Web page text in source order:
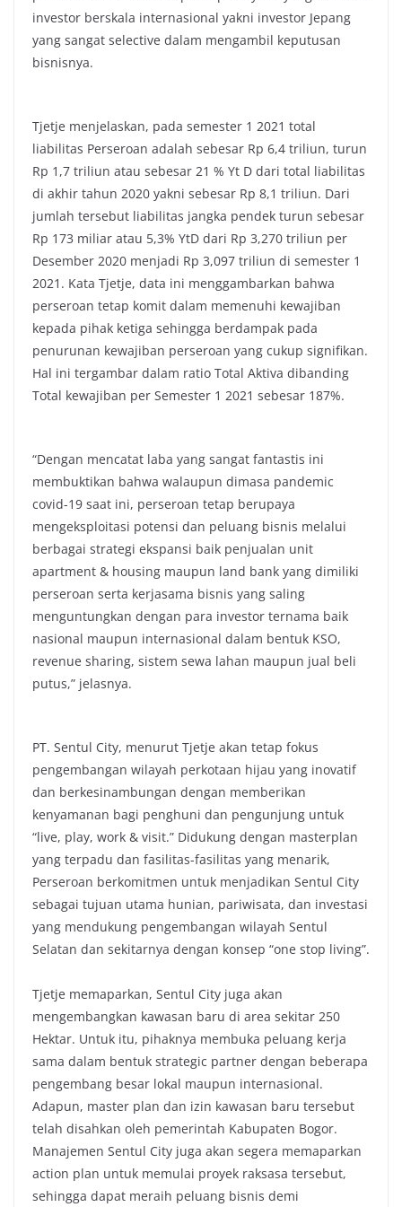
investor berskala internasional yakni investor Jepang
yang sangat selective dalam mengambil keputusan
bisnisnya.
Tjetje menjelaskan, pada semester 1 2021 total
liabilitas Perseroan adalah sebesar Rp 6,4 triliun, turun
Rp 1,7 triliun atau sebesar 21 % Yt D dari total liabilitas
di akhir tahun 2020 yakni sebesar Rp 8,1 triliun. Dari
jumlah tersebut liabilitas jangka pendek turun sebesar
Rp 173 miliar atau 5,3% YtD dari Rp 3,270 triliun per
Desember 2020 menjadi Rp 3,097 triliun di semester 1
2021. Kata Tjetje, data ini menggambarkan bahwa
perseroan tetap komit dalam memenuhi kewajiban
kepada pihak ketiga sehingga berdampak pada
penurunan kewajiban perseroan yang cukup signifikan.
Hal ini tergambar dalam ratio Total Aktiva dibanding
Total kewajiban per Semester 1 2021 sebesar 187%.
“Dengan mencatat laba yang sangat fantastis ini
membuktikan bahwa walaupun dimasa pandemic
covid-19 saat ini, perseroan tetap berupaya
mengeksploitasi potensi dan peluang bisnis melalui
berbagai strategi ekspansi baik penjualan unit
apartment & housing maupun land bank yang dimiliki
perseroan serta kerjasama bisnis yang saling
menguntungkan dengan para investor ternama baik
nasional maupun internasional dalam bentuk KSO,
revenue sharing, sistem sewa lahan maupun jual beli
putus,” jelasnya.
PT. Sentul City, menurut Tjetje akan tetap fokus
pengembangan wilayah perkotaan hijau yang inovatif
dan berkesinambungan dengan memberikan
kenyamanan bagi penghuni dan pengunjung untuk
“live, play, work & visit.” Didukung dengan masterplan
yang terpadu dan fasilitas-fasilitas yang menarik,
Perseroan berkomitmen untuk menjadikan Sentul City
sebagai tujuan utama hunian, pariwisata, dan investasi
yang mendukung pengembangan wilayah Sentul
Selatan dan sekitarnya dengan konsep “one stop living”.
Tjetje memaparkan, Sentul City juga akan
mengembangkan kawasan baru di area sekitar 250
Hektar. Untuk itu, pihaknya membuka peluang kerja
sama dalam bentuk strategic partner dengan beberapa
pengembang besar lokal maupun internasional.
Adapun, master plan dan izin kawasan baru tersebut
telah disahkan oleh pemerintah Kabupaten Bogor.
Manajemen Sentul City juga akan segera memaparkan
action plan untuk memulai proyek raksasa tersebut,
sehingga dapat meraih peluang bisnis demi